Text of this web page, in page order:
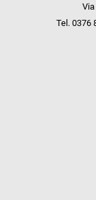
Tel. 0376